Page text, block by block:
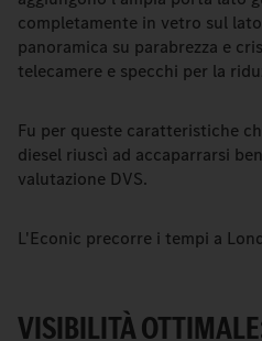
completamente in vetro sul
panoramica su parabrezza e
telecamere e specchi per la
Fu per queste caratteristiche
diesel riuscì ad accaparrarsi
valutazione DVS.
L'Econic precorre i tempi a
VISIBILITÀ